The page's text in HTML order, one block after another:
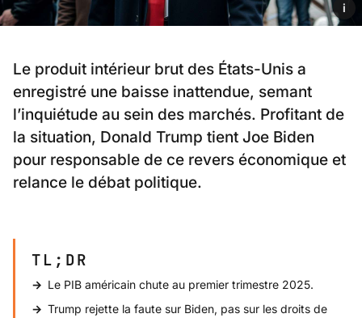
i
Le produit intérieur brut des États-Unis a
enregistré une baisse inattendue, semant
l’inquiétude au sein des marchés. Profitant de
la situation, Donald Trump tient Joe Biden
pour responsable de ce revers économique et
relance le débat politique.
TL;DR
Le PIB américain chute au premier trimestre 2025.
Trump rejette la faute sur Biden, pas sur les droits de